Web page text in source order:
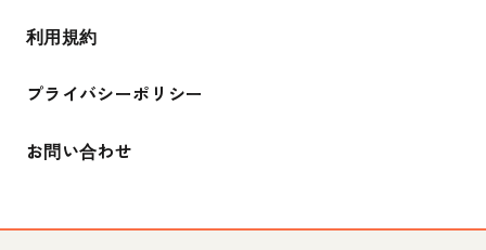
利用規約
プライバシーポリシー
お問い合わせ